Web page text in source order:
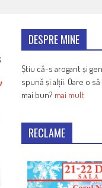
DESPRE MINE
Știu că-s arogant și
spună și alții. Oare o
mai bun? mai mult
RECLAME